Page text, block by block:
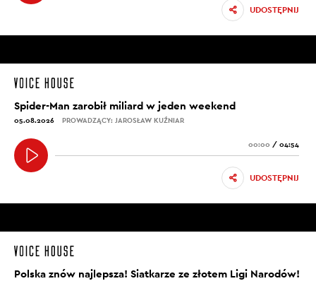
UDOSTĘPNIJ
Spider-Man zarobił miliard w jeden weekend
05.08.2026 PROWADZĄCY: JAROSŁAW KUŹNIAR
00:00 / 04:54
UDOSTĘPNIJ
Polska znów najlepsza! Siatkarze ze złotem Ligi Narodów!